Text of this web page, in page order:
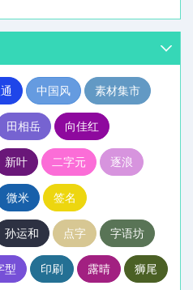
中国风 素材集市
田相岳 向佳红
新叶 二字元 逐浪
微米 签名
孙运和 点字 字语坊
型 印刷 露晴 狮尾